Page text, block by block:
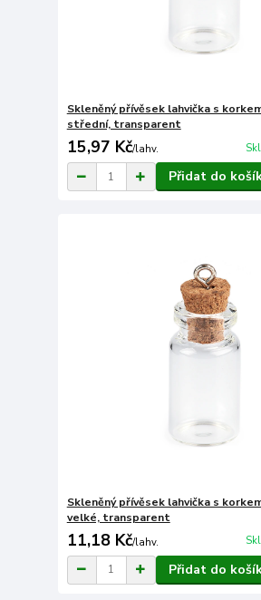
Skleněný přívěsek lahvička s
střední, transparent
15,97 Kč/lahv.
Přidat do
Skleněný přívěsek lahvička s
velké, transparent
11,18 Kč/lahv.
Přidat do